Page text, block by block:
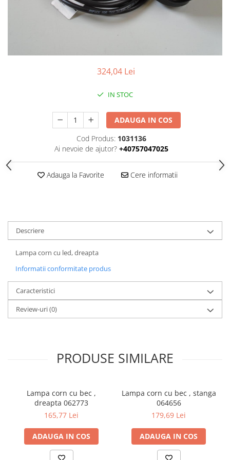
SUPAPE PNEUMATICE
324,04 Lei
IN STOC
ADAUGA IN COS
Cod Produs: 1031136
Ai nevoie de ajutor? +40757047025
Adauga la Favorite Cere informatii
Descriere
Lampa corn cu led, dreapta
Informatii conformitate produs
Caracteristici
Review-uri(0)
PRODUSE SIMILARE
Lampa corn cu bec ,
dreapta 062773
165,77 Lei
ADAUGA IN COS
Lampa corn cu bec , stanga
064656
179,69 Lei
ADAUGA IN COS